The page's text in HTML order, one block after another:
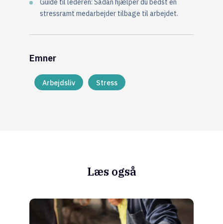
Guide til lederen: Sådan hjælper du bedst en
stressramt medarbejder tilbage til arbejdet.
Emner
Arbejdsliv Stress
Læs også